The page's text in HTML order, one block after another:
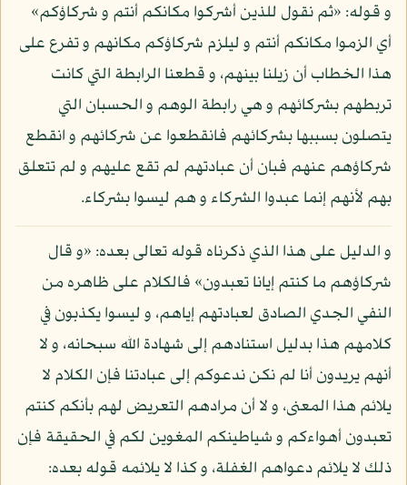
و قوله: «ثم نقول للذين أشركوا مكانكم أنتم و شركاؤكم»
أي الزموا مكانكم أنتم و ليلزم شركاؤكم مكانهم و تفرع على
هذا الخطاب أن زيلنا بينهم، و قطعنا الرابطة التي كانت
تربطهم بشركائهم و هي رابطة الوهم و الحسبان التي
يتصلون بسببها بشركائهم فانقطعوا عن شركائهم و انقطع
شركاؤهم عنهم فبان أن عبادتهم لم تقع عليهم و لم تتعلق
بهم لأنهم إنما عبدوا الشركاء و هم ليسوا بشركاء.
و الدليل على هذا الذي ذكرناه قوله تعالى بعده: «و قال
شركاؤهم ما كنتم إيانا تعبدون» فالكلام على ظاهره من
النفي الجدي الصادق لعبادتهم إياهم، و ليسوا يكذبون في
كلامهم هذا بدليل استنادهم إلى شهادة الله سبحانه، و لا
أنهم يريدون أنا لم نكن ندعوكم إلى عبادتنا فإن الكلام لا
يلائم هذا المعنى، و لا أن مرادهم التعريض لهم بأنكم كنتم
تعبدون أهواءكم و شياطينكم المغوين لكم في الحقيقة فإن
ذلك لا يلائم دعواهم الغفلة، و كذا لا يلائمه قوله بعده: